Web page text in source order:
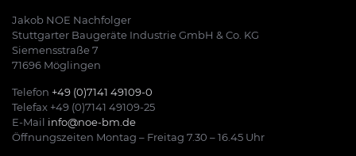
Jakob NOE Nachfolger
Stuttgarter Baugeräte Industrie GmbH & Co. KG
Siemensstraße 7
71696 Möglingen
Telefon +49 (0)7141 49109-0
Telefax +49 (0)7141 49109-25
E-Mail info@noe-bm.de
Öffnungszeiten Montag – Freitag 7.30 – 16.45 Uhr